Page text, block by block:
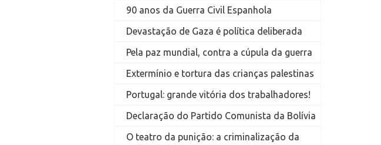
90 anos da Guerra Civil Espanhola
Devastação de Gaza é política deliberada
Pela paz mundial, contra a cúpula da guerra
Extermínio e tortura das crianças palestinas
Portugal: grande vitória dos trabalhadores!
Declaração do Partido Comunista da Bolívia
O teatro da punição: a criminalização da